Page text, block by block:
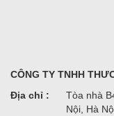
CÔNG TY TNHH
Địa chỉ :
Tòa nhà
Nội, Hà